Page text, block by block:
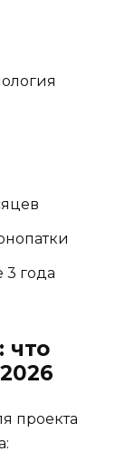
года
что
проекта